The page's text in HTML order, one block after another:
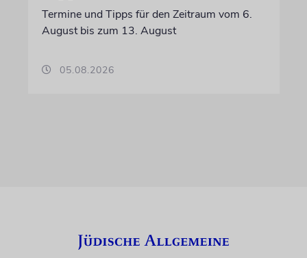
Termine und Tipps für den Zeitraum vom 6.
August bis zum 13. August
05.08.2026